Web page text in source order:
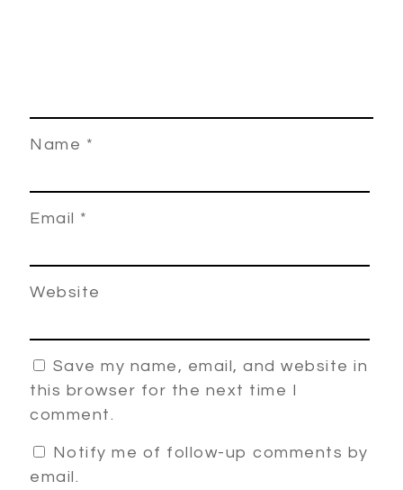
Name *
Email *
Website
Save my name, email, and website in
this browser for the next time I
comment.
Notify me of follow-up comments by
email.